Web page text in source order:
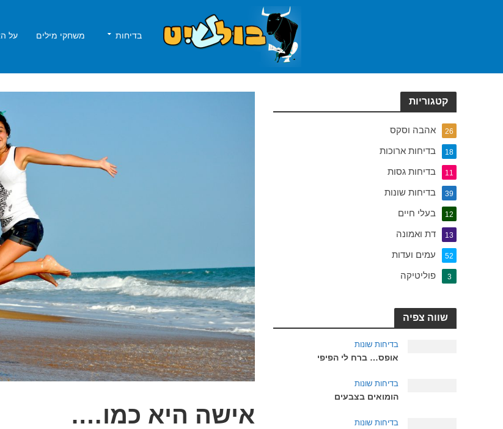
בדיחות משחקי מילים על
אישה היא כמו….
קטגוריות
אהבה וסקס 26
בדיחות ארוכות 18
בדיחות גסות 11
בדיחות שונות 39
בעלי חיים 12
דת ואמונה 13
עמים ועדות 52
פוליטיקה 3
שווה צפיה
בדיחות שונות
אופס… ברח לי הפיפי
בדיחות שונות
הומואים בצבעים
בדיחות שונות